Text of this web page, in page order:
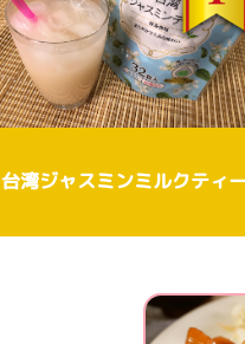
台湾ジャスミンミルクティ